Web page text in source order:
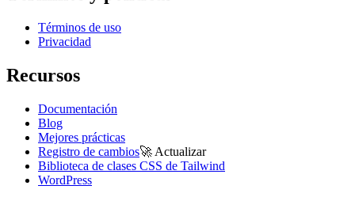
Términos de uso
Privacidad
Recursos
Documentación
Blog
Mejores prácticas
Registro de cambios🚀 Actualizar
Biblioteca de clases CSS de Tailwind
WordPress